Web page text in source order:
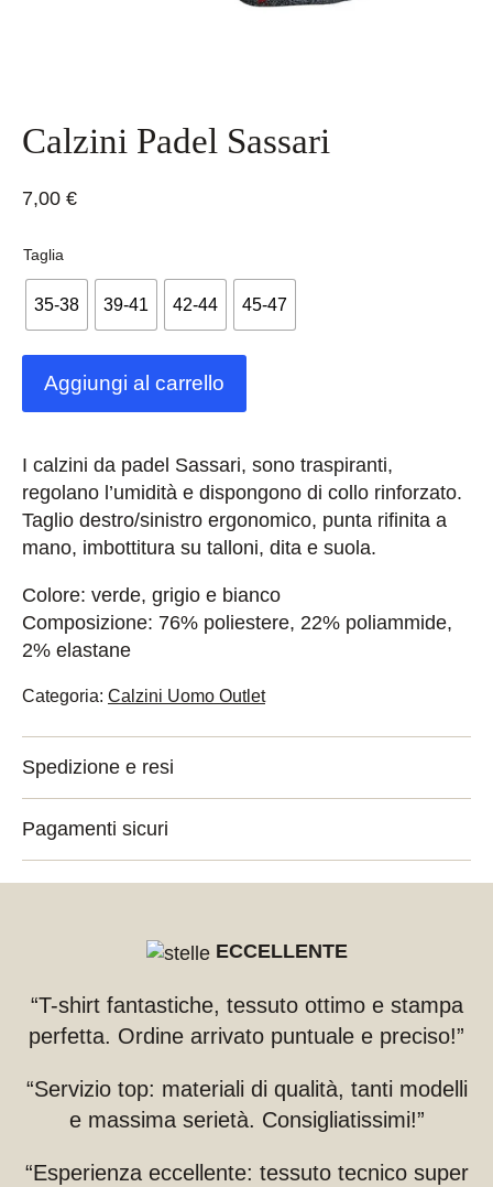
Calzini Padel Sassari
7,00 €
Taglia
35-38 39-41 42-44 45-47
Aggiungi al carrello
I calzini da padel Sassari, sono traspiranti,
regolano l’umidità e dispongono di collo rinforzato.
Taglio destro/sinistro ergonomico, punta rifinita a
mano, imbottitura su talloni, dita e suola.
Colore: verde, grigio e bianco
Composizione: 76% poliestere, 22% poliammide,
2% elastane
Categoria: Calzini Uomo Outlet
Spedizione e resi
Pagamenti sicuri
ECCELLENTE
“T-shirt fantastiche, tessuto ottimo e stampa
perfetta. Ordine arrivato puntuale e preciso!”
“Servizio top: materiali di qualità, tanti modelli
e massima serietà. Consigliatissimi!”
“Esperienza eccellente: tessuto tecnico super